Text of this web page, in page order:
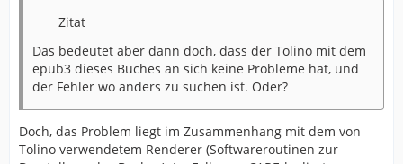
Zitat
Das bedeutet aber dann doch, dass der Tolino mit dem
epub3 dieses Buches an sich keine Probleme hat, und
der Fehler wo anders zu suchen ist. Oder?
Doch, das Problem liegt im Zusammenhang mit dem von
Tolino verwendetem Renderer (Softwareroutinen zur